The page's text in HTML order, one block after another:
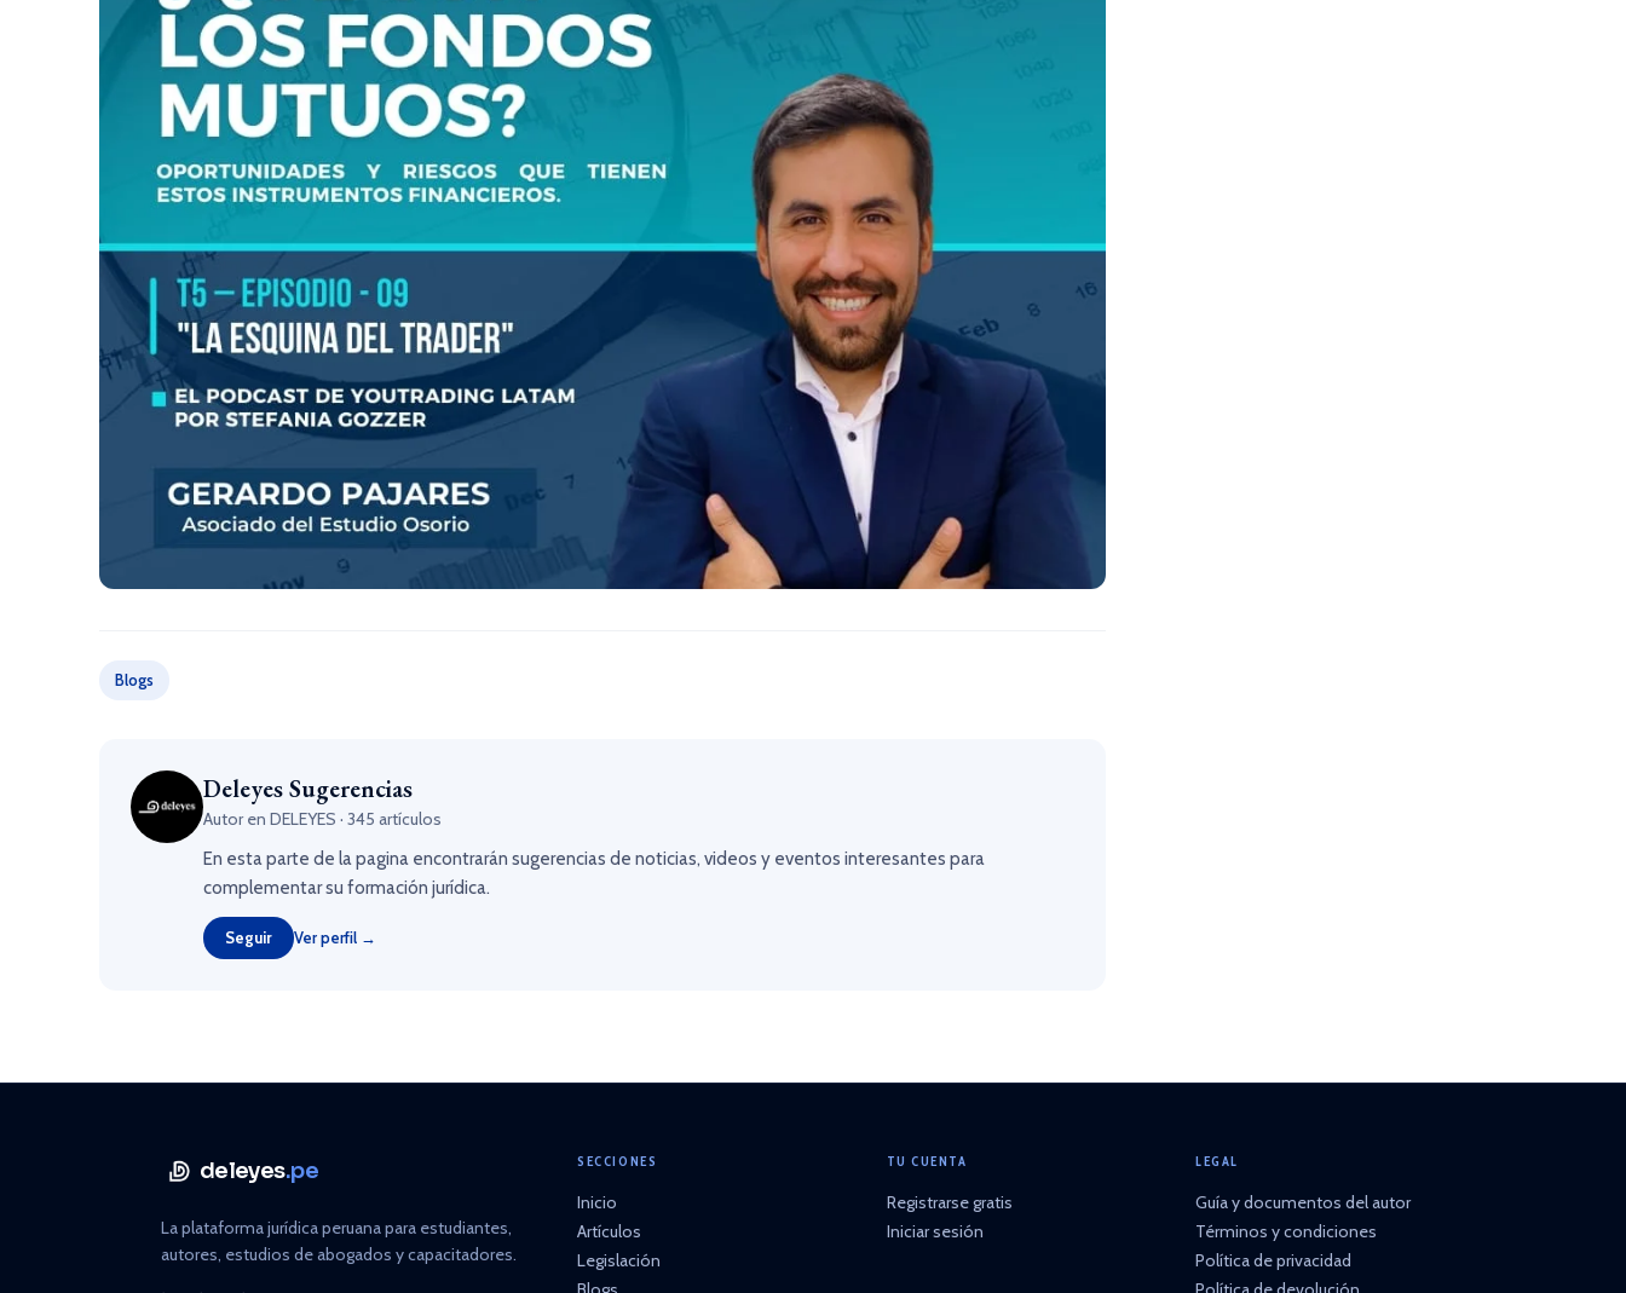
Blogs
Deleyes Sugerencias
Autor en DELEYES · 345 artículos
En esta parte de la pagina encontrarán sugerencias de noticias, videos y eventos interesantes para
complementar su formación jurídica.
Seguir Ver perfil →
deleyes.pe
La plataforma jurídica peruana para estudiantes,
autores, estudios de abogados y capacitadores.
SECCIONES
Inicio
Artículos
Legislación
TU CUENTA
Registrarse gratis
Iniciar sesión
LEGAL
Guía y documentos del autor
Términos y condiciones
Política de privacidad